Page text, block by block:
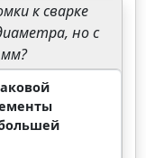
к сварке
но с